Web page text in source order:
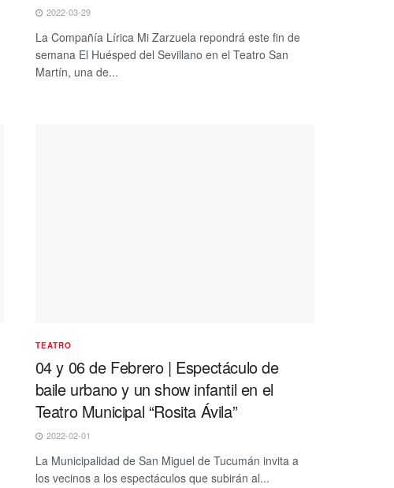
2022-03-29
La Compañía Lírica Mi Zarzuela repondrá este fin de
semana El Huésped del Sevillano en el Teatro San
Martín, una de...
TEATRO
04 y 06 de Febrero | Espectáculo de
baile urbano y un show infantil en el
Teatro Municipal “Rosita Ávila”
2022-02-01
La Municipalidad de San Miguel de Tucumán invita a
los vecinos a los espectáculos que subirán al...